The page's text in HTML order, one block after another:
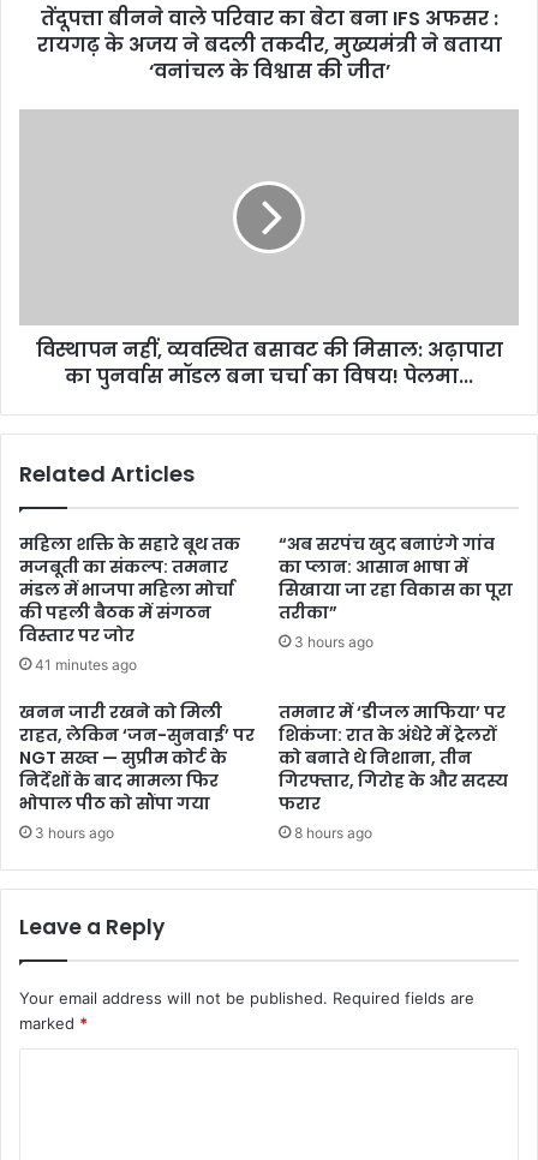
तेंदूपत्ता बीनने वाले परिवार का बेटा बना IFS अफसर :
रायगढ़ के अजय ने बदली तकदीर, मुख्यमंत्री ने बताया
‘वनांचल के विश्वास की जीत’
विस्थापन नहीं, व्यवस्थित बसावट की मिसाल: अढ़ापारा
का पुनर्वास मॉडल बना चर्चा का विषय! पेलमा...
Related Articles
महिला शक्ति के सहारे बूथ तक
मजबूती का संकल्प: तमनार
मंडल में भाजपा महिला मोर्चा
की पहली बैठक में संगठन
विस्तार पर जोर
41 minutes ago
“अब सरपंच खुद बनाएंगे गांव
का प्लान: आसान भाषा में
सिखाया जा रहा विकास का पूरा
तरीका”
3 hours ago
खनन जारी रखने को मिली
राहत, लेकिन ‘जन-सुनवाई’ पर
NGT सख्त — सुप्रीम कोर्ट के
निर्देशों के बाद मामला फिर
भोपाल पीठ को सौंपा गया
3 hours ago
तमनार में ‘डीजल माफिया’ पर
शिकंजा: रात के अंधेरे में ट्रेलरों
को बनाते थे निशाना, तीन
गिरफ्तार, गिरोह के और सदस्य
फरार
8 hours ago
Leave a Reply
Your email address will not be published. Required fields are
marked *